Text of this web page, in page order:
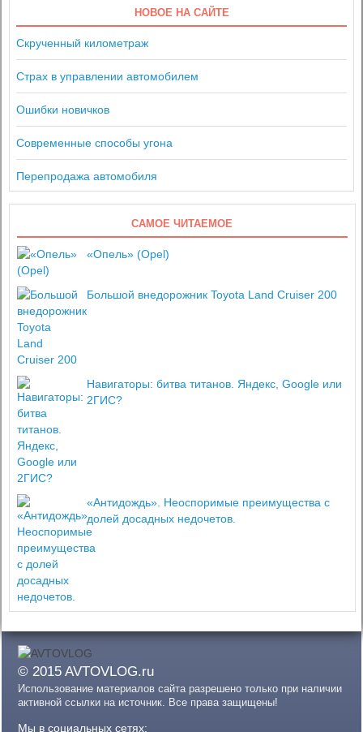
НОВОЕ НА САЙТЕ
Скрученный километраж
Страх в управлении автомобилем
Ошибки новичков
Современные способы угона
Перепродажа автомобиля
САМОЕ ЧИТАЕМОЕ
«Опель» (Opel)
Большой внедорожник Toyota Land Cruiser 200
Навигаторы: битва титанов. Яндекс, Google или
2ГИС?
«Антидождь». Неоспоримые преимущества с
долей досадных недочетов.
© 2015 AVTOVLOG.ru
Использование материалов сайта разрешено только при наличии
активной ссылки на источник. Все права защищены!
Мы в социальных сетях: